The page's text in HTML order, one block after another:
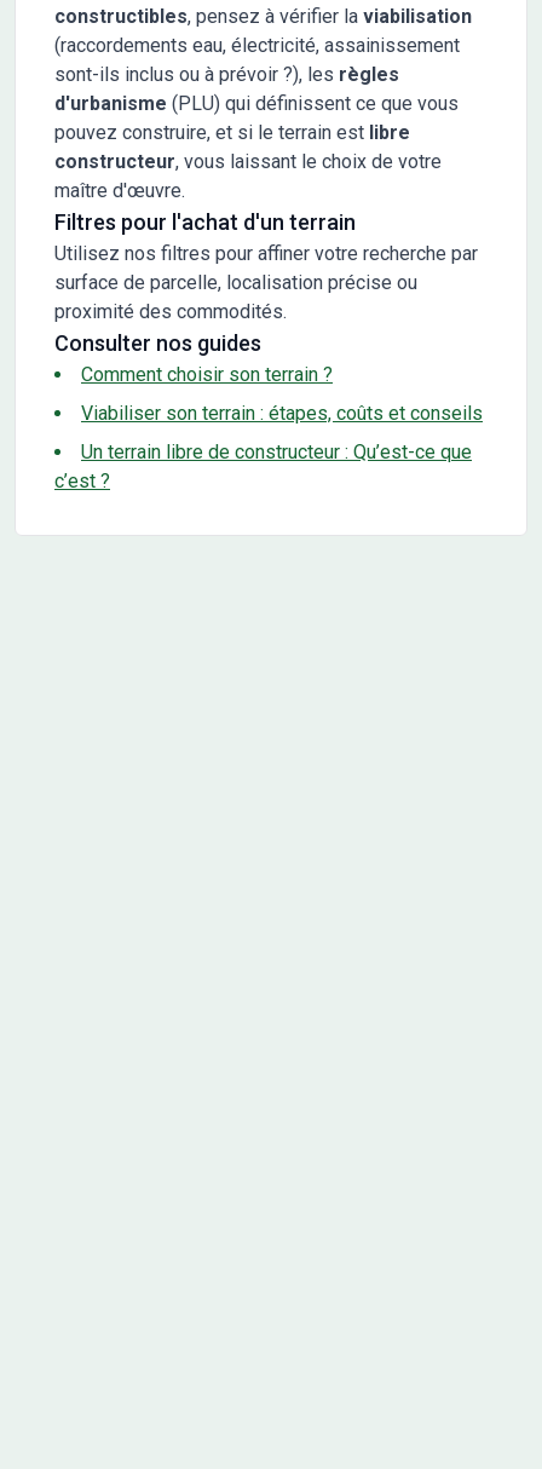
constructibles, pensez à vérifier la viabilisation
(raccordements eau, électricité, assainissement
sont-ils inclus ou à prévoir ?), les règles
d'urbanisme (PLU) qui définissent ce que vous
pouvez construire, et si le terrain est libre
constructeur, vous laissant le choix de votre
maître d'œuvre.
Filtres pour l'achat d'un terrain
Utilisez nos filtres pour affiner votre recherche par
surface de parcelle, localisation précise ou
proximité des commodités.
Consulter nos guides
Comment choisir son terrain ?
Viabiliser son terrain : étapes, coûts et conseils
Un terrain libre de constructeur : Qu’est-ce que
c’est ?